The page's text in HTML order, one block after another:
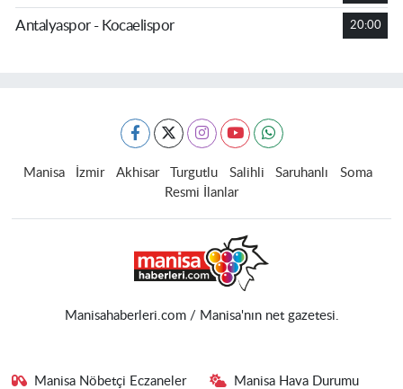
Antalyaspor - Kocaelispor 20:00
Manisa İzmir Akhisar Turgutlu Salihli Saruhanlı
Soma
Resmi İlanlar
Manisahaberleri.com / Manisa'nın net gazetesi.
Manisa Nöbetçi Eczaneler Manisa Hava Durumu